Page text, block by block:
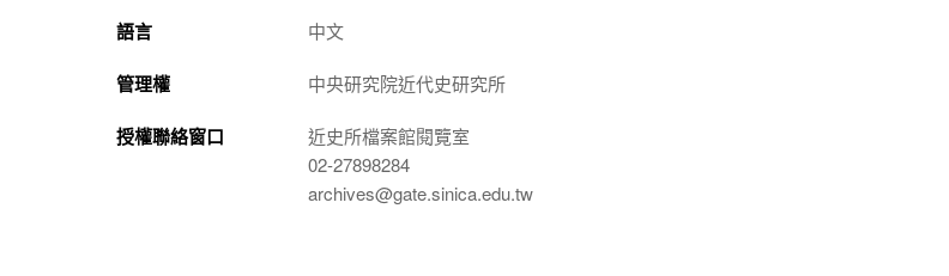
語言 中文
管理權 中央研究院近代史研究所
授權聯絡窗口
近史所檔案館閱覽室
02-27898284
archives@gate.sinica.edu.tw